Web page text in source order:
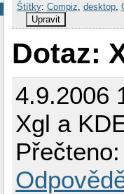
Štítky: Compiz desktop,
Upravit
Dotaz:
4.9.2006
Xgl a